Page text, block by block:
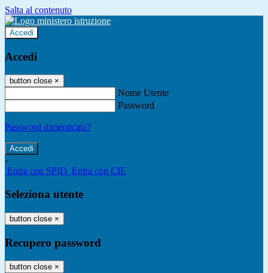
Salta al contenuto
Accedi
Accedi
button close ×
Nome Utente
Password
Password dimenticata?
-
Entra con SPID Entra con CIE
Seleziona utente
button close ×
Recupero password
button close ×